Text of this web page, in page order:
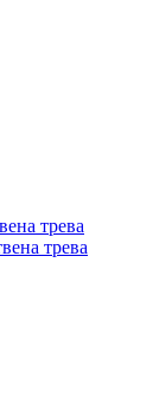
трева
трева